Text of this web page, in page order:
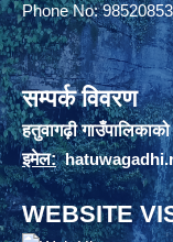
Phone No:
सम्पर्क विवरण
हतुवागढ़ी गाउँपालिकाको
इमेल:
WEBSITE